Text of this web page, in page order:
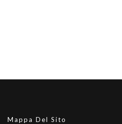
Mappa Del Sito